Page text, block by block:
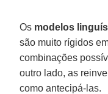
Os modelos
são muito rígidos
combinações
outro lado, as
como antecipá-las.